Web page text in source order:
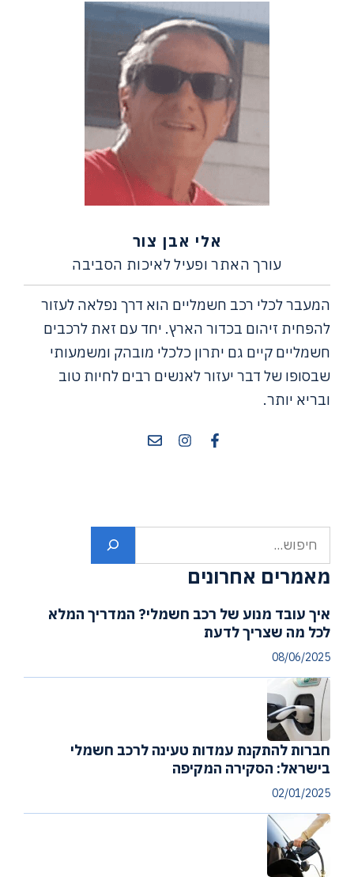
אלי אבן צור
עורך האתר ופעיל לאיכות הסביבה
המעבר לכלי רכב חשמליים הוא דרך נפלאה לעזור
להפחית זיהום בכדור הארץ. יחד עם זאת לרכבים
חשמליים קיים גם יתרון כלכלי מובהק ומשמעותי
שבסופו של דבר יעזור לאנשים רבים לחיות טוב
ובריא יותר.
מאמרים אחרונים
איך עובד מנוע של רכב חשמלי? המדריך המלא
לכל מה שצריך לדעת
08/06/2025
חברות להתקנת עמדות טעינה לרכב חשמלי
בישראל: הסקירה המקיפה
02/01/2025